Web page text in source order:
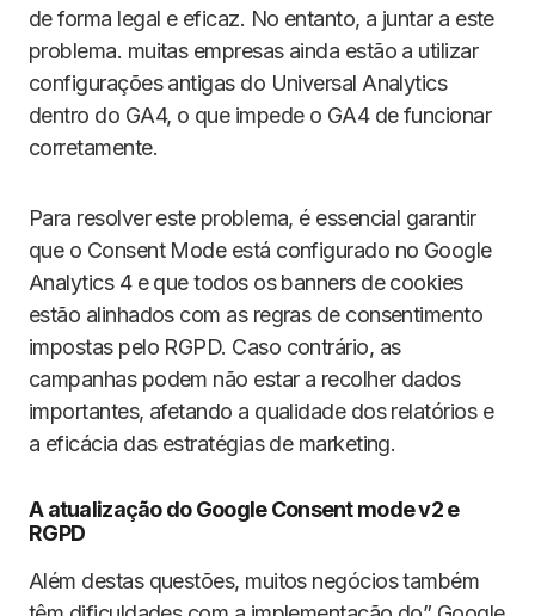
de forma legal e eficaz. No entanto, a juntar a este
problema. muitas empresas ainda estão a utilizar
configurações antigas do Universal Analytics
dentro do GA4, o que impede o GA4 de funcionar
corretamente.
Para resolver este problema, é essencial garantir
que o Consent Mode está configurado no Google
Analytics 4 e que todos os banners de cookies
estão alinhados com as regras de consentimento
impostas pelo RGPD. Caso contrário, as
campanhas podem não estar a recolher dados
importantes, afetando a qualidade dos relatórios e
a eficácia das estratégias de marketing.
A atualização do Google Consent mode v2 e
RGPD
Além destas questões, muitos negócios também